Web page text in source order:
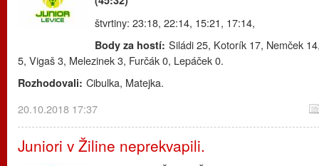
štvrtiny: 23:18, 22:14, 15:21, 17:14,
Body za hostí: Siládi 25, Kotorík 17, Nemček
5, Vigaš 3, Melezinek 3, Furčák 0, Lepáček 0.
Rozhodovali: Cibulka, Matejka.
20.10.2018 17:37
Juniori v Žiline neprekvapili.